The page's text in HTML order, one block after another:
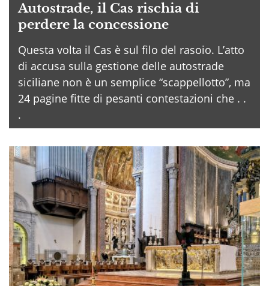
Autostrade, il Cas rischia di
perdere la concessione
Questa volta il Cas è sul filo del rasoio. L’atto
di accusa sulla gestione delle autostrade
siciliane non è un semplice “scappellotto”, ma
24 pagine fitte di pesanti contestazioni che . .
.